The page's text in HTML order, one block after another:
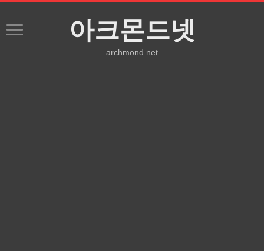
아크몬드넷
archmond.net